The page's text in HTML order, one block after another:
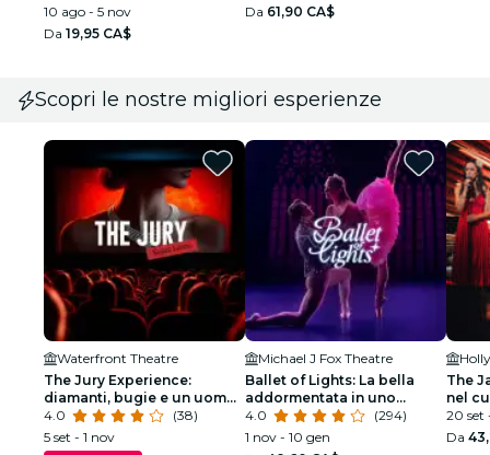
10 ago - 5 nov
Da 19,95 CA$
Da 61,90 CA$
Scopri le nostre migliori esperienze
Waterfront Theatre
The Jury Experience:
diamanti, bugie e un uomo
morto
4.0
(38)
5 set - 1 nov
Michael J Fox Theatre
Ballet of Lights: La bella
addormentata in uno
spettacolo scintillante
4.0
(294)
1 nov - 10 gen
The
nel
20 set
Da